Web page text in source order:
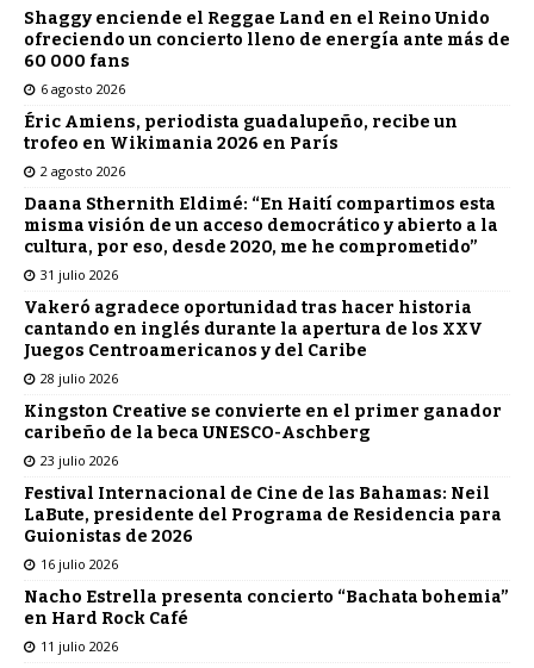
Shaggy enciende el Reggae Land en el Reino Unido
ofreciendo un concierto lleno de energía ante más de
60 000 fans
6 agosto 2026
Éric Amiens, periodista guadalupeño, recibe un
trofeo en Wikimania 2026 en París
2 agosto 2026
Daana Sthernith Eldimé: “En Haití compartimos esta
misma visión de un acceso democrático y abierto a la
cultura, por eso, desde 2020, me he comprometido”
31 julio 2026
Vakeró agradece oportunidad tras hacer historia
cantando en inglés durante la apertura de los XXV
Juegos Centroamericanos y del Caribe
28 julio 2026
Kingston Creative se convierte en el primer ganador
caribeño de la beca UNESCO-Aschberg
23 julio 2026
Festival Internacional de Cine de las Bahamas: Neil
LaBute, presidente del Programa de Residencia para
Guionistas de 2026
16 julio 2026
Nacho Estrella presenta concierto “Bachata bohemia”
en Hard Rock Café
11 julio 2026